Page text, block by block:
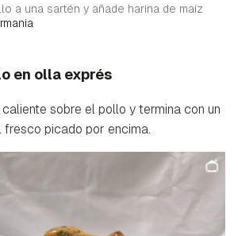
a una sartén y añade harina de maíz
en olla exprés
sobre el pollo y termina con un
picado por encima.